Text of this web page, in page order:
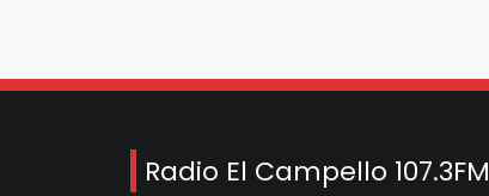
Radio El Campello 107.3FM